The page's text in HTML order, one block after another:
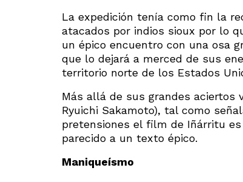
La expedición tenía como fin la
atacados por indios sioux por lo
un épico encuentro con una osa
que lo dejará a merced de sus
territorio norte de los Estados
Más allá de sus grandes
Ryuichi Sakamoto), tal como
pretensiones el film de Iñárritu
parecido a un texto épico.
Maniqueísmo